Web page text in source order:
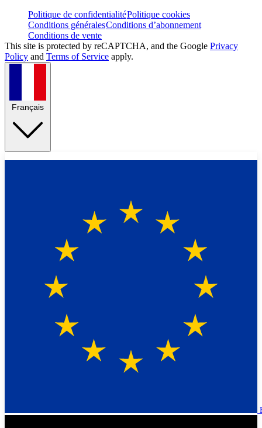
Politique de confidentialitéPolitique cookies
Conditions généralesConditions d’abonnement
Conditions de vente
This site is protected by reCAPTCHA, and the Google Privacy
Policy and Terms of Service apply.
Français